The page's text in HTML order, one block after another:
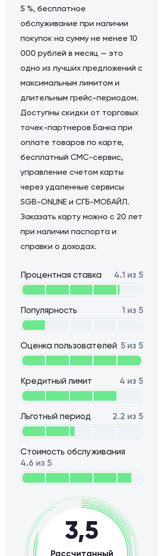
5 %, бесплатное
обслуживание при наличии
покупок на сумму не менее 10
000 рублей в месяц — это
одно из лучших предложений с
максимальным лимитом и
длительным грейс-периодом.
Доступны скидки от торговых
точек-партнеров Банка при
оплате товаров по карте,
бесплатный СМС-сервис,
управление счетом карты
через удаленные сервисы
SGB-ONLINE и СГБ-МОБАЙЛ.
Заказать карту можно с 20 лет
при наличии паспорта и
справки о доходах.
Кредитный лимит 4 из 5
Льготный период 2.2 из 5
Стоимость обслуживания
4.6 из 5
Процентная ставка 4.1 из 5
Популярность 1 из 5
Оценка пользователей 5 из 5
3,5
Рассчитанный